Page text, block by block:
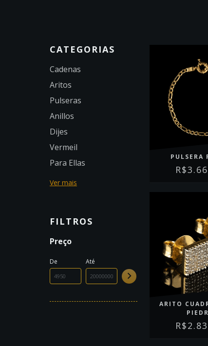
CATEGORIAS
Cadenas
Aritos
Pulseras
Anillos
Dijes
Vermeil
Para Ellas
Ver mais
FILTROS
Preço
De Até
PULSERA
ARITO